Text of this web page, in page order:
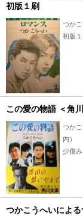
初版１刷
つか
初版
この愛の物語 ＜角
つか
内）
少傷み
つかこうへいによ